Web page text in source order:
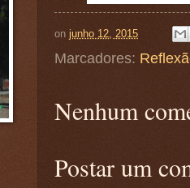
on junho 12, 2015
Marcadores:
Nenhum
Postar um